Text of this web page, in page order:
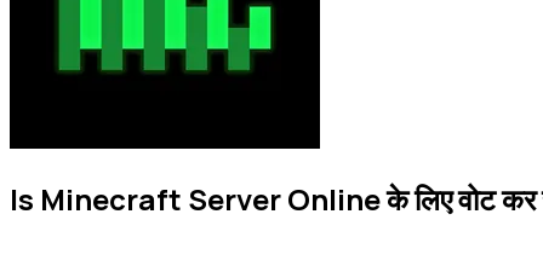
Is Minecraft Server Online के लिए वोट कर